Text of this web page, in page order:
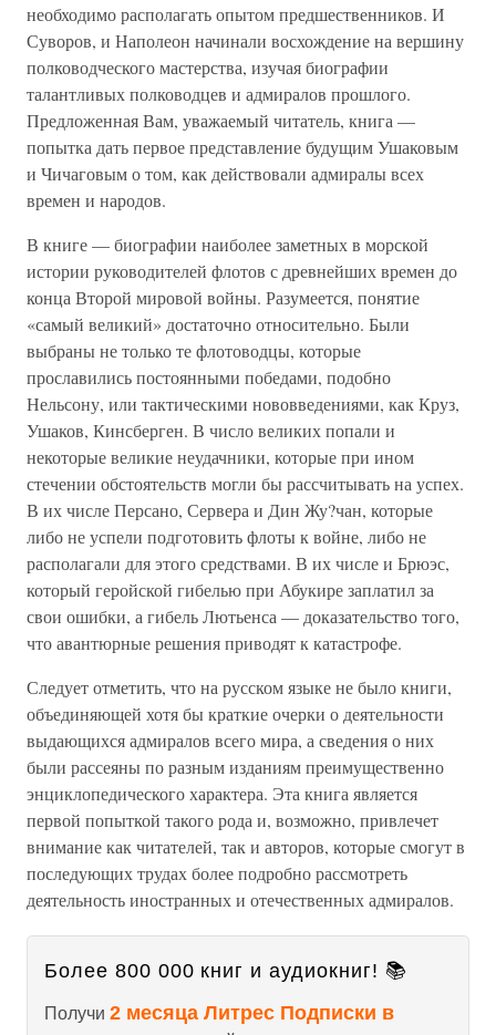
необходимо располагать опытом предшественников. И
Суворов, и Наполеон начинали восхождение на вершину
полководческого мастерства, изучая биографии
талантливых полководцев и адмиралов прошлого.
Предложенная Вам, уважаемый читатель, книга —
попытка дать первое представление будущим Ушаковым
и Чичаговым о том, как действовали адмиралы всех
времен и народов.
В книге — биографии наиболее заметных в морской
истории руководителей флотов с древнейших времен до
конца Второй мировой войны. Разумеется, понятие
«самый великий» достаточно относительно. Были
выбраны не только те флотоводцы, которые
прославились постоянными победами, подобно
Нельсону, или тактическими нововведениями, как Круз,
Ушаков, Кинсберген. В число великих попали и
некоторые великие неудачники, которые при ином
стечении обстоятельств могли бы рассчитывать на успех.
В их числе Персано, Сервера и Дин Жу?чан, которые
либо не успели подготовить флоты к войне, либо не
располагали для этого средствами. В их числе и Брюэс,
который геройской гибелью при Абукире заплатил за
свои ошибки, а гибель Лютьенса — доказательство того,
что авантюрные решения приводят к катастрофе.
Следует отметить, что на русском языке не было книги,
объединяющей хотя бы краткие очерки о деятельности
выдающихся адмиралов всего мира, а сведения о них
были рассеяны по разным изданиям преимущественно
энциклопедического характера. Эта книга является
первой попыткой такого рода и, возможно, привлечет
внимание как читателей, так и авторов, которые смогут в
последующих трудах более подробно рассмотреть
деятельность иностранных и отечественных адмиралов.
Более 800 000 книг и аудиокниг! 📚
Получи 2 месяца Литрес Подписки в